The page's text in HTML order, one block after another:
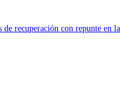
de recuperación con repunte en la